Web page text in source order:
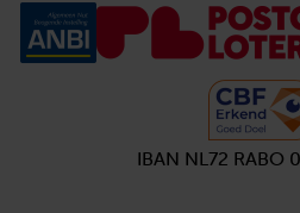
IBAN NL72 RABO